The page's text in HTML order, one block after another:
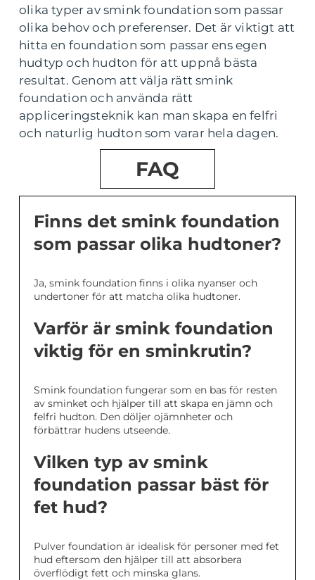
olika typer av smink foundation som passar
olika behov och preferenser. Det är viktigt att
hitta en foundation som passar ens egen
hudtyp och hudton för att uppnå bästa
resultat. Genom att välja rätt smink
foundation och använda rätt
appliceringsteknik kan man skapa en felfri
och naturlig hudton som varar hela dagen.
FAQ
Finns det smink foundation
som passar olika hudtoner?
Ja, smink foundation finns i olika nyanser och
undertoner för att matcha olika hudtoner.
Varför är smink foundation
viktig för en sminkrutin?
Smink foundation fungerar som en bas för resten
av sminket och hjälper till att skapa en jämn och
felfri hudton. Den döljer ojämnheter och
förbättrar hudens utseende.
Vilken typ av smink
foundation passar bäst för
fet hud?
Pulver foundation är idealisk för personer med fet
hud eftersom den hjälper till att absorbera
överflödigt fett och minska glans.